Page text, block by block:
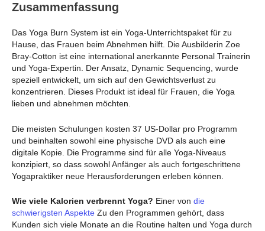
Zusammenfassung
Das Yoga Burn System ist ein Yoga-Unterrichtspaket für zu
Hause, das Frauen beim Abnehmen hilft. Die Ausbilderin Zoe
Bray-Cotton ist eine international anerkannte Personal Trainerin
und Yoga-Expertin. Der Ansatz, Dynamic Sequencing, wurde
speziell entwickelt, um sich auf den Gewichtsverlust zu
konzentrieren. Dieses Produkt ist ideal für Frauen, die Yoga
lieben und abnehmen möchten.
Die meisten Schulungen kosten 37 US-Dollar pro Programm
und beinhalten sowohl eine physische DVD als auch eine
digitale Kopie. Die Programme sind für alle Yoga-Niveaus
konzipiert, so dass sowohl Anfänger als auch fortgeschrittene
Yogapraktiker neue Herausforderungen erleben können.
Wie viele Kalorien verbrennt Yoga? Einer von die
schwierigsten Aspekte Zu den Programmen gehört, dass
Kunden sich viele Monate an die Routine halten und Yoga durch